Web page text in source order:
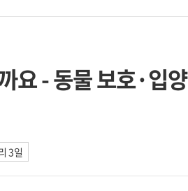
요 - 동물 보호·입양
3일